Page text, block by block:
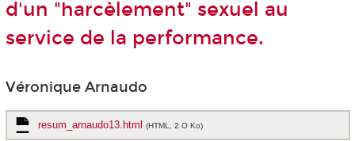
d'un "harcèlement" sexuel au
service de la performance.
Véronique Arnaudo
resum_arnaudo13.html (HTML, 2 O Ko)